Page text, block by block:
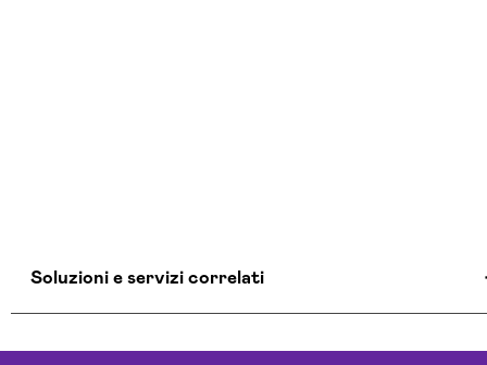
Soluzioni e servizi correlati
Aziende Intelligenza Artificiale Sassari